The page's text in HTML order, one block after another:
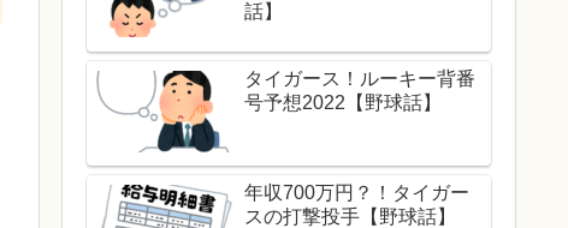
話】
タイガース！ルーキー背番
号予想2022【野球話】
年収700万円？！タイガー
スの打撃投手【野球話】